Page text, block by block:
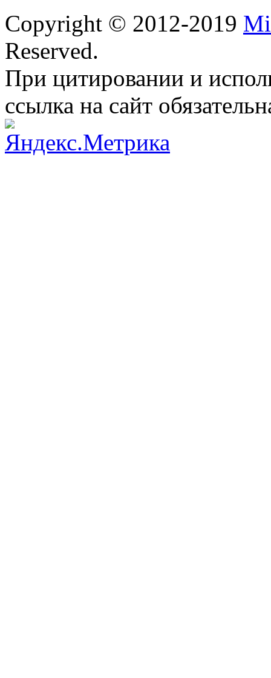
Copyright © 2012-2019
Reserved.
При цитировании и
ссылка на сайт